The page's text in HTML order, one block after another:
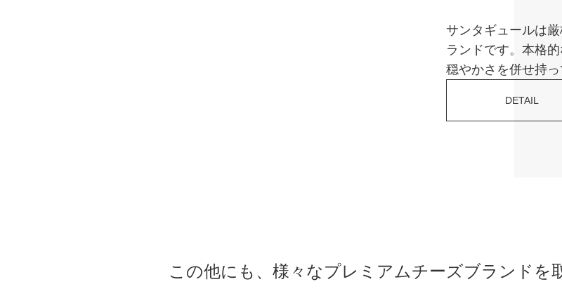
サンタギュールは
ランドです。本格
穏やかさを併せ持っ
DETAIL
この他にも、様々なプレミアムチーズブランドを